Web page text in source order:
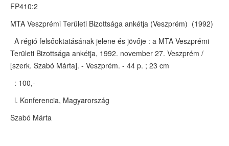
FP410:2
MTA Veszprémi Területi Bizottsága ankétja (Veszprém) (1992)
A régió felsőoktatásának jelene és jövője : a MTA Veszprémi
Területi Bizottsága ankétja, 1992. november 27. Veszprém /
[szerk. Szabó Márta]. - Veszprém. - 44 p. ; 23 cm
: 100,-
l. Konferencia, Magyarország
Szabó Márta